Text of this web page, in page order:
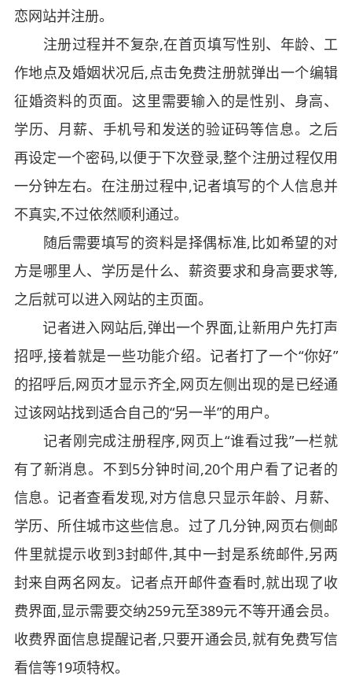
恋网站并注册。
注册过程并不复杂,在首页填写性别、年龄、工
作地点及婚姻状况后,点击免费注册就弹出一个编辑
征婚资料的页面。这里需要输入的是性别、身高、
学历、月薪、手机号和发送的验证码等信息。之后
再设定一个密码,以便于下次登录,整个注册过程仅用
一分钟左右。在注册过程中,记者填写的个人信息并
不真实,不过依然顺利通过。
随后需要填写的资料是择偶标准,比如希望的对
方是哪里人、学历是什么、薪资要求和身高要求等,
之后就可以进入网站的主页面。
记者进入网站后,弹出一个界面,让新用户先打声
招呼,接着就是一些功能介绍。记者打了一个“你好”
的招呼后,网页才显示齐全,网页左侧出现的是已经通
过该网站找到适合自己的“另一半”的用户。
记者刚完成注册程序,网页上“谁看过我”一栏就
有了新消息。不到5分钟时间,20个用户看了记者的
信息。记者查看发现,对方信息只显示年龄、月薪、
学历、所住城市这些信息。过了几分钟,网页右侧邮
件里就提示收到3封邮件,其中一封是系统邮件,另两
封来自两名网友。记者点开邮件查看时,就出现了收
费界面,显示需要交纳259元至389元不等开通会员。
收费界面信息提醒记者,只要开通会员,就有免费写信
看信等19项特权。